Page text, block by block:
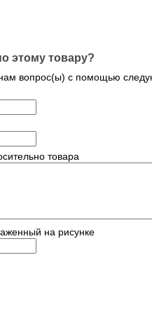
этому товару?
вопрос(ы) с помощью
товара
на рисунке